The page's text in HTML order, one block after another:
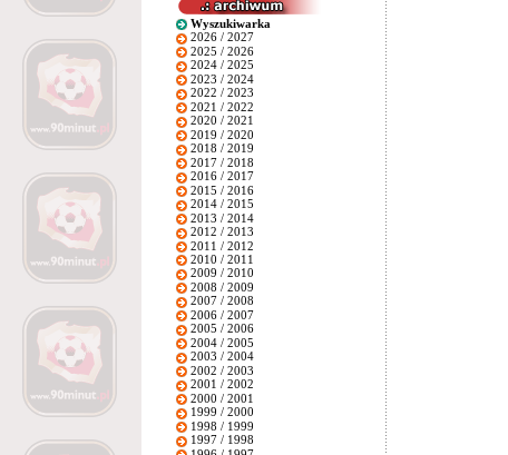
Wyszukiwarka
2026 / 2027
2025 / 2026
2024 / 2025
2023 / 2024
2022 / 2023
2021 / 2022
2020 / 2021
2019 / 2020
2018 / 2019
2017 / 2018
2016 / 2017
2015 / 2016
2014 / 2015
2013 / 2014
2012 / 2013
2011 / 2012
2010 / 2011
2009 / 2010
2008 / 2009
2007 / 2008
2006 / 2007
2005 / 2006
2004 / 2005
2003 / 2004
2002 / 2003
2001 / 2002
2000 / 2001
1999 / 2000
1998 / 1999
1997 / 1998